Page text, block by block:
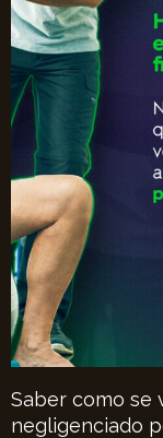
Saber como se
negligenciado